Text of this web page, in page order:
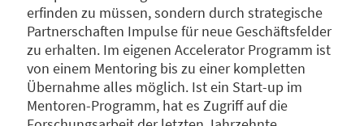
erfinden zu müssen, sondern durch strategische
Partnerschaften Impulse für neue Geschäftsfelder
zu erhalten. Im eigenen Accelerator Programm ist
von einem Mentoring bis zu einer kompletten
Übernahme alles möglich. Ist ein Start-up im
Mentoren-Programm, hat es Zugriff auf die